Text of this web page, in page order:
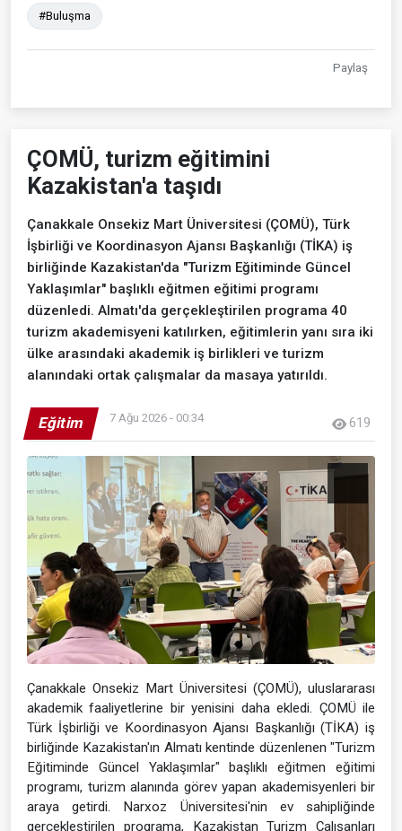
#Buluşma
Paylaş
ÇOMÜ, turizm eğitimini
Kazakistan'a taşıdı
Çanakkale Onsekiz Mart Üniversitesi (ÇOMÜ), Türk
İşbirliği ve Koordinasyon Ajansı Başkanlığı (TİKA) iş
birliğinde Kazakistan'da "Turizm Eğitiminde Güncel
Yaklaşımlar" başlıklı eğitmen eğitimi programı
düzenledi. Almatı'da gerçekleştirilen programa 40
turizm akademisyeni katılırken, eğitimlerin yanı sıra iki
ülke arasındaki akademik iş birlikleri ve turizm
alanındaki ortak çalışmalar da masaya yatırıldı.
Eğitim 7 Ağu 2026 - 00:34 619
Çanakkale Onsekiz Mart Üniversitesi (ÇOMÜ), uluslararası
akademik faaliyetlerine bir yenisini daha ekledi. ÇOMÜ ile
Türk İşbirliği ve Koordinasyon Ajansı Başkanlığı (TİKA) iş
birliğinde Kazakistan'ın Almatı kentinde düzenlenen "Turizm
Eğitiminde Güncel Yaklaşımlar" başlıklı eğitmen eğitimi
programı, turizm alanında görev yapan akademisyenleri bir
araya getirdi. Narxoz Üniversitesi'nin ev sahipliğinde
gerçekleştirilen programa, Kazakistan Turizm Çalışanları